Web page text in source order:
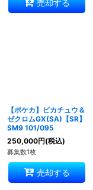
売却する
【ポケカ】ピカチュウ＆
ゼクロムGX(SA)【SR】
SM9 101/095
250,000円(税込)
募集数1枚
売却する